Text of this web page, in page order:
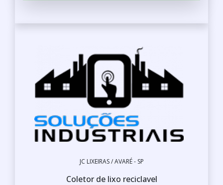
JC LIXEIRAS / AVARÉ - SP
Coletor de lixo reciclavel